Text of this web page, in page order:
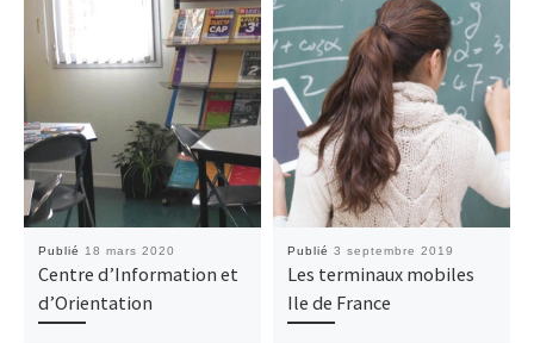
Publié 18 mars 2020
Centre d’Information et
d’Orientation
Publié 3 septembre 2019
Les terminaux mobiles
Ile de France